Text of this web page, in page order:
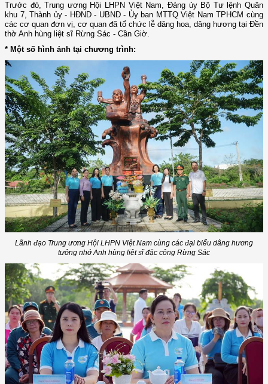
Trước đó, Trung ương Hội LHPN Việt Nam, Đảng ủy Bộ Tư lệnh Quân
khu 7, Thành ủy - HĐND - UBND - Ủy ban MTTQ Việt Nam TPHCM cùng
các cơ quan đơn vị, cơ quan đã tổ chức lễ dâng hoa, dâng hương tại Đền
thờ Anh hùng liệt sĩ Rừng Sác - Cần Giờ.
* Một số hình ảnh tại chương trình:
Lãnh đạo Trung ương Hội LHPN Việt Nam cùng các đại biểu dâng hương
tưởng nhớ Anh hùng liệt sĩ đặc công Rừng Sác